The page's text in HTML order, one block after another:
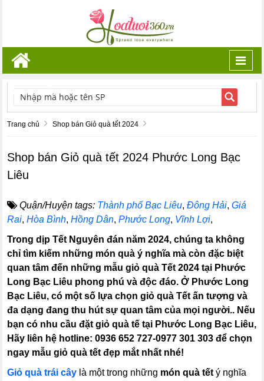
TÌM KIẾM
Trang chủ Shop bán Giỏ quà tết 2024
Shop bán Giỏ quà tết 2024 Phước Long Bạc
Liêu
Quận/Huyện tags: Thành phố Bạc Liêu,Đông Hải,Giá
Rai,Hòa Bình,Hồng Dân,Phước Long, Vĩnh Lợi,
Trong dịp Tết Nguyên đán năm 2024, chúng ta không
chỉ tìm kiếm những món quà ý nghĩa mà còn đặc biệt
quan tâm đến những mẫu giỏ quà Tết 2024 tại Phước
Long Bạc Liêu phong phú và độc đáo. Ở Phước Long
Bạc Liêu, có một số lựa chọn giỏ quà Tết ấn tượng và
đa dạng đang thu hút sự quan tâm của mọi người.. Nếu
bạn có nhu cầu đặt giỏ quà tế tại Phước Long Bạc Liêu,
Hãy liên hệ hotline: 0936 652 727-0977 301 303 để chọn
ngay mẫu giỏ quà tết đẹp mắt nhất nhé!
Giỏ quà trái cây là một trong những món quà tếtý nghĩa